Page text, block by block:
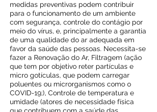
medidas preventivas podem contribuir
para o funcionamento de um ambiente
com segurança, controle do contágio por
meio do vírus, e, principalmente a garantia
de uma qualidade do ar adequada em
favor da saúde das pessoas. Necessita-se
fazer a Renovação do Ar, Filtragem (ação
que tem por objetivo reter partículas e
micro gotículas, que podem carregar
poluentes ou microrganismos como o
COVID-19;), Controle de temperatura e
umidade (atores de necessidade física